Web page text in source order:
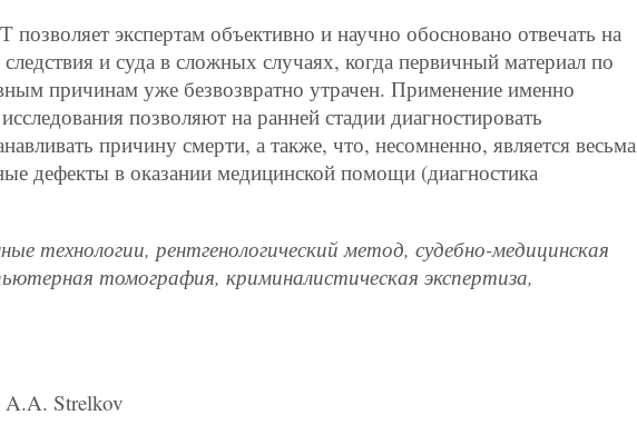
экспертам объективно и научно обосновано отвечать на
и суда в сложных случаях, когда первичный материал по
причинам уже безвозвратно утрачен. Применение именно
позволяют на ранней стадии диагностировать
причину смерти, а также, что, несомненно, является весьма
дефекты в оказании медицинской помощи (диагностика
технологии, рентгенологический метод, судебно-медицинская
томография, криминалистическая экспертиза,
Strelkov